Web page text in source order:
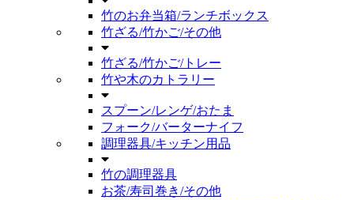
竹のお弁当箱/ランチボックス
竹ざる/竹かご/その他
竹ざる/竹かご/トレー
竹や木のカトラリー
スプーン/レンゲ/おたま
フォーク/バーターナイフ
調理器具/キッチン用品
竹の調理器具
お茶/寿司巻き/その他